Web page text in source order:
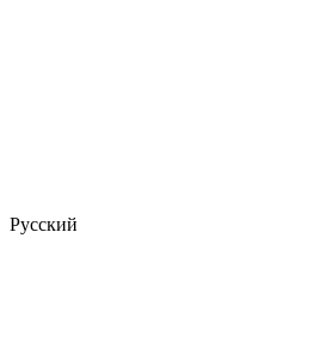
Русский